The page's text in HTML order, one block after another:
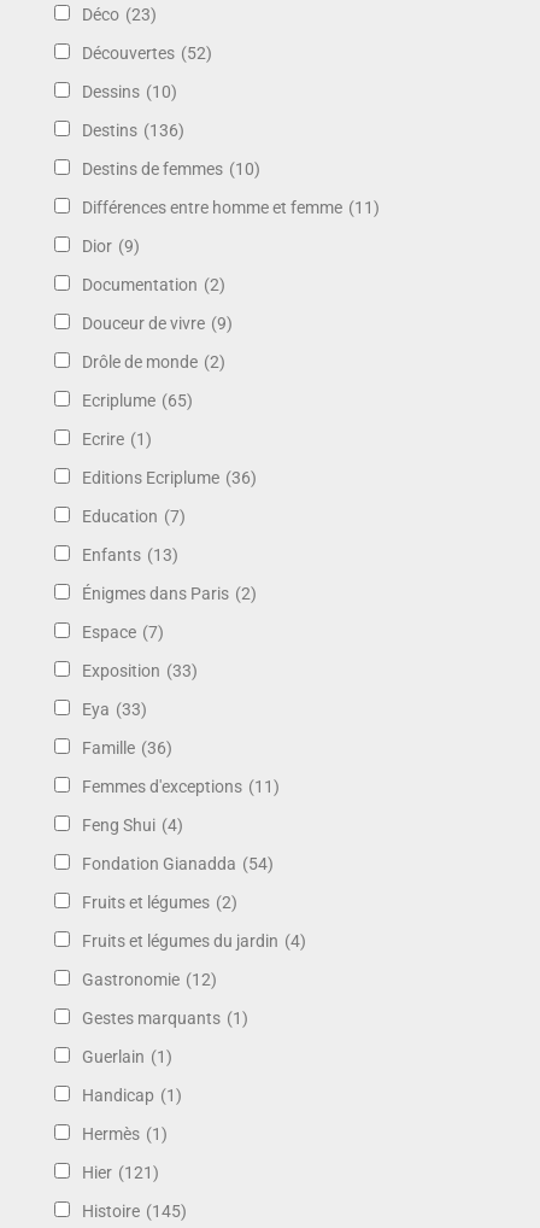
Déco (23)
Découvertes (52)
Dessins (10)
Destins (136)
Destins de femmes (10)
Différences entre homme et femme (11)
Dior (9)
Documentation (2)
Douceur de vivre (9)
Drôle de monde (2)
Ecriplume (65)
Ecrire (1)
Editions Ecriplume (36)
Education (7)
Enfants (13)
Énigmes dans Paris (2)
Espace (7)
Exposition (33)
Eya (33)
Famille (36)
Femmes d'exceptions (11)
Feng Shui (4)
Fondation Gianadda (54)
Fruits et légumes (2)
Fruits et légumes du jardin (4)
Gastronomie (12)
Gestes marquants (1)
Guerlain (1)
Handicap (1)
Hermès (1)
Hier (121)
Histoire (145)